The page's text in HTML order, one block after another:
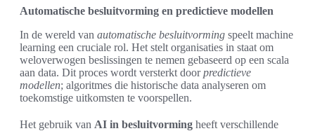
Automatische besluitvorming en predictieve modellen
In de wereld van automatische besluitvorming speelt machine
learning een cruciale rol. Het stelt organisaties in staat om
weloverwogen beslissingen te nemen gebaseerd op een scala
aan data. Dit proces wordt versterkt doorpredictieve
modellen; algoritmes die historische data analyseren om
toekomstige uitkomsten te voorspellen.
Het gebruik van AI in besluitvorming heeft verschillende